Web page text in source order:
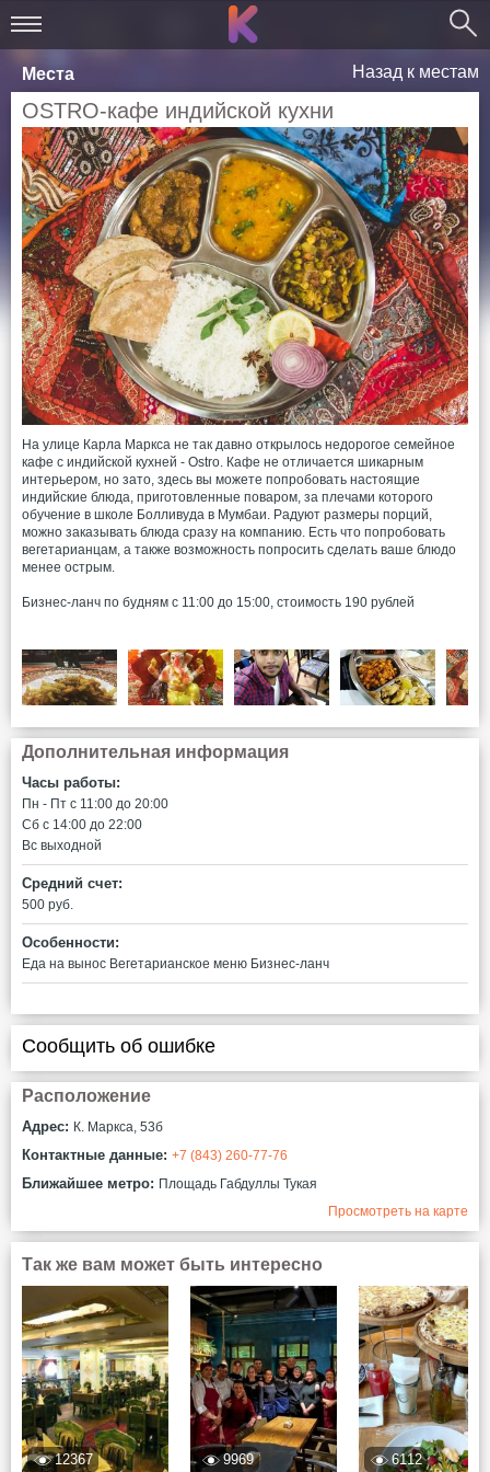
Места Назад к местам
OSTRO-кафе индийской кухни
На улице Карла Маркса не так давно открылось недорогое семейное
кафе с индийской кухней - Ostro. Кафе не отличается шикарным
интерьером, но зато, здесь вы можете попробовать настоящие
индийские блюда, приготовленные поваром, за плечами которого
обучение в школе Болливуда в Мумбаи. Радуют размеры порций,
можно заказывать блюда сразу на компанию. Есть что попробовать
вегетарианцам, а также возможность попросить сделать ваше блюдо
менее острым.
Бизнес-ланч по будням с 11:00 до 15:00, стоимость 190 рублей
Дополнительная информация
Часы работы:
Пн - Пт c 11:00 до 20:00
Сб c 14:00 до 22:00
Вс выходной
Средний счет:
500 руб.
Особенности:
Еда на вынос Вегетарианское меню Бизнес-ланч
Сообщить об ошибке
Расположение
Адрес: К. Маркса, 53б
Контактные данные: +7 (843) 260-77-76
Ближайшее метро: Площадь Габдуллы Тукая
Просмотреть на карте
Так же вам может быть интересно
12367 9969 6112